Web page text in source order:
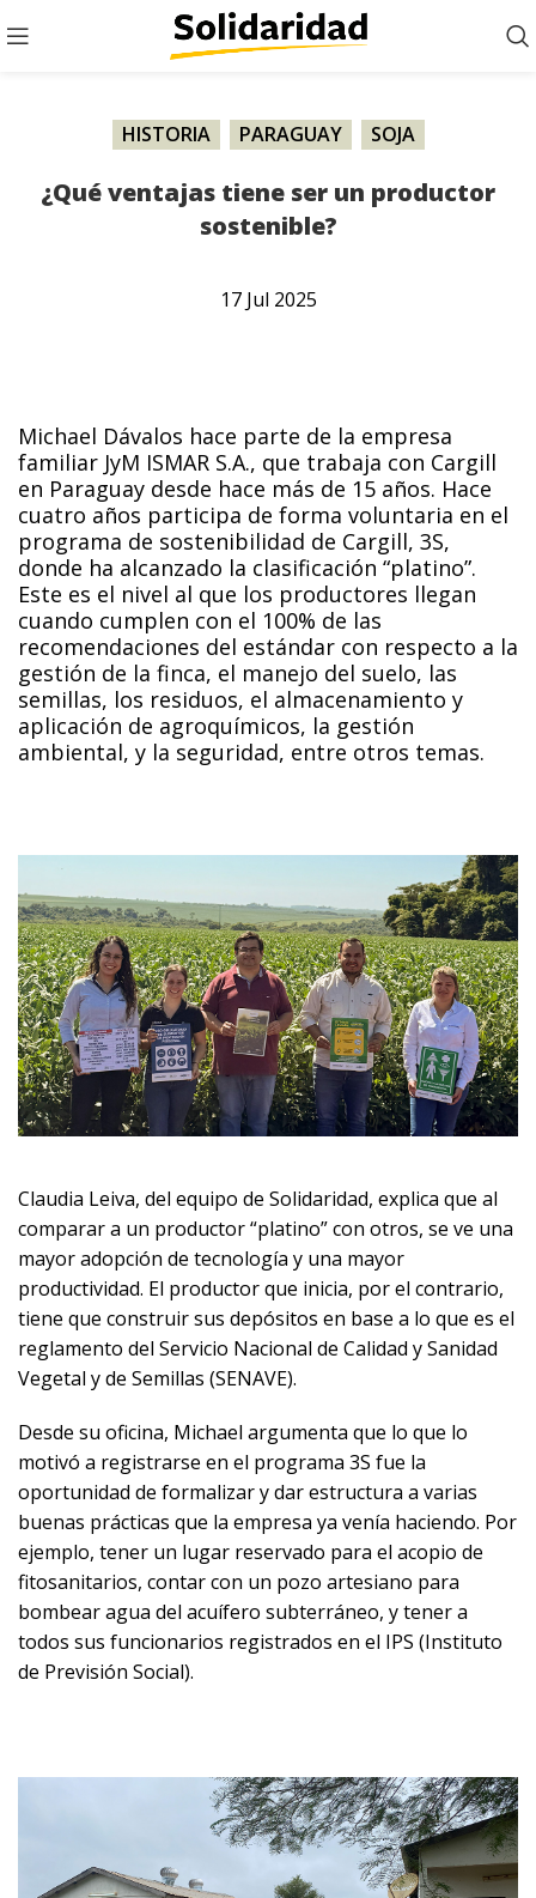
HISTORIA PARAGUAY SOJA
¿Qué ventajas tiene ser un productor
sostenible?
17 Jul 2025
Michael Dávalos hace parte de la empresa
familiar JyM ISMAR S.A., que trabaja con Cargill
en Paraguay desde hace más de 15 años. Hace
cuatro años participa de forma voluntaria en el
programa de sostenibilidad de Cargill, 3S,
donde ha alcanzado la clasificación “platino”.
Este es el nivel al que los productores llegan
cuando cumplen con el 100% de las
recomendaciones del estándar con respecto a la
gestión de la finca, el manejo del suelo, las
semillas, los residuos, el almacenamiento y
aplicación de agroquímicos, la gestión
ambiental, y la seguridad, entre otros temas.
Claudia Leiva, del equipo de Solidaridad, explica que al
comparar a un productor “platino” con otros, se ve una
mayor adopción de tecnología y una mayor
productividad. El productor que inicia, por el contrario,
tiene que construir sus depósitos en base a lo que es el
reglamento del Servicio Nacional de Calidad y Sanidad
Vegetal y de Semillas (SENAVE).
Desde su oficina, Michael argumenta que lo que lo
motivó a registrarse en el programa 3S fue la
oportunidad de formalizar y dar estructura a varias
buenas prácticas que la empresa ya venía haciendo. Por
ejemplo, tener un lugar reservado para el acopio de
fitosanitarios, contar con un pozo artesiano para
bombear agua del acuífero subterráneo, y tener a
todos sus funcionarios registrados en el IPS (Instituto
de Previsión Social).